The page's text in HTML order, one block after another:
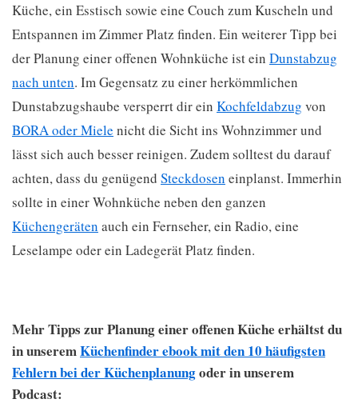
Küche, ein Esstisch sowie eine Couch zum Kuscheln und
Entspannen im Zimmer Platz finden. Ein weiterer Tipp bei
der Planung einer offenen Wohnküche ist ein Dunstabzug
nach unten. Im Gegensatz zu einer herkömmlichen
Dunstabzugshaube versperrt dir ein Kochfeldabzug von
BORA oder Miele nicht die Sicht ins Wohnzimmer und
lässt sich auch besser reinigen. Zudem solltest du darauf
achten, dass du genügend Steckdosen einplanst. Immerhin
sollte in einer Wohnküche neben den ganzen
Küchengeräten auch ein Fernseher, ein Radio, eine
Leselampe oder ein Ladegerät Platz finden.
Mehr Tipps zur Planung einer offenen Küche erhältst du
in unseremKüchenfinder ebook mit den 10 häufigsten
Fehlern bei der Küchenplanungoder in unserem
Podcast: